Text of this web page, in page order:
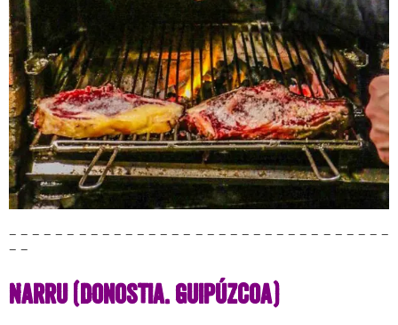
– – – – – – – – – – – – – – – – – – – – – – – – – – – – – – – – –
– –
Narru (Donostia. Guipúzcoa)